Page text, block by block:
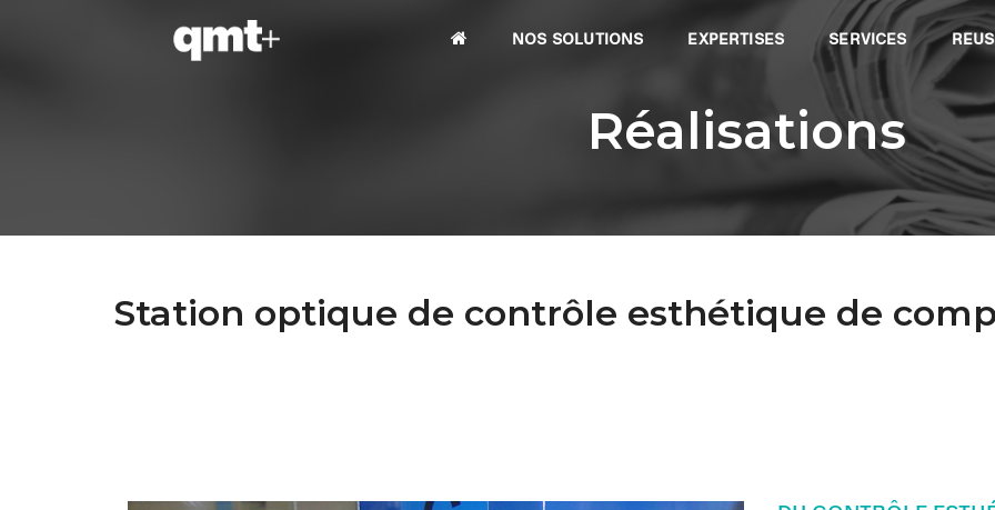
NOS SOLUTIONS EXPERTISES SERVICES
Réalisations
Station optique de contrôle esthétique de